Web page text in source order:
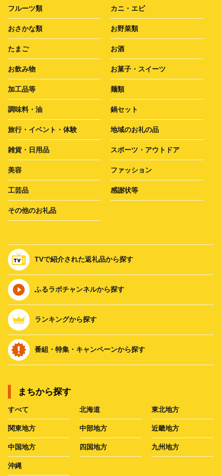
フルーツ類 カニ・エビ
おさかな類 お野菜類
たまご お酒
お飲み物 お菓子・スイーツ
加工品等 麺類
調味料・油 鍋セット
旅行・イベント・体験 地域のお礼の品
雑貨・日用品 スポーツ・アウトドア
美容 ファッション
工芸品 感謝状等
その他のお礼品
TVで紹介された返礼品から探す
ふるラボチャンネルから探す
ランキングから探す
番組・特集・キャンペーンから探す
まちから探す
すべて 北海道 東北地方
関東地方 中部地方 近畿地方
中国地方 四国地方 九州地方
沖縄